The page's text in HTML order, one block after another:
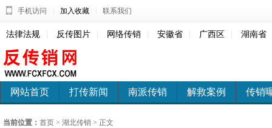
手机访问 加入收藏 联系我们
法律法规 反传图片 网络传销 安徽省 广西区 湖南省
网站首页 打传新闻 南派传销 解救案例 传销
当前位置： 首页 > 湖北传销 > 正文